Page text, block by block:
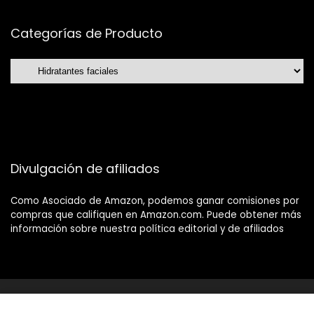
Categorías de Producto
Divulgación de afiliados
Como Asociado de Amazon, podemos ganar comisiones por
compras que califiquen en Amazon.com. Puede obtener más
información sobre nuestra política editorial y de afiliados